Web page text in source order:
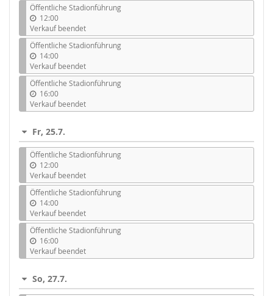
Öffentliche Stadionführung
12:00
Verkauf beendet
Öffentliche Stadionführung
14:00
Verkauf beendet
Öffentliche Stadionführung
16:00
Verkauf beendet
Fr, 25.7.
Öffentliche Stadionführung
12:00
Verkauf beendet
Öffentliche Stadionführung
14:00
Verkauf beendet
Öffentliche Stadionführung
16:00
Verkauf beendet
So, 27.7.